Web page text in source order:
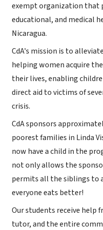
exempt organization that
educational, and medical
Nicaragua.
CdA's mission is to
helping women acquire
their lives, enabling
direct aid to victims of
crisis.
CdA sponsors
poorest families in Linda
now have a child in the
not only allows the
permits all the siblings to
everyone eats better!
Our students receive help
tutor, and the entire